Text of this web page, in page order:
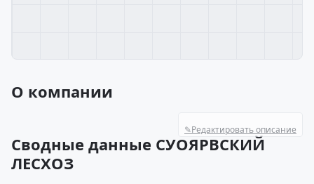
О компании
✎Редактировать описание
Сводные данные СУОЯРВСКИЙ
ЛЕСХОЗ